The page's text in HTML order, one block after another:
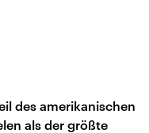
des amerikanischen
als der größte